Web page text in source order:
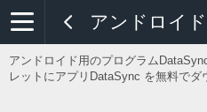
アンドロイ
アンドロイド用のプログラム
レットにアプリDataSync を無料でダ